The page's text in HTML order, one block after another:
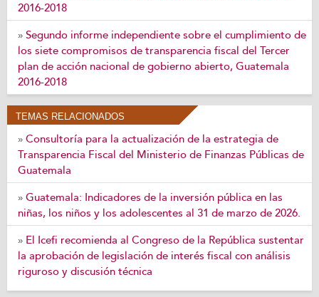
2016-2018
» Segundo informe independiente sobre el cumplimiento de
los siete compromisos de transparencia fiscal del Tercer
plan de acción nacional de gobierno abierto, Guatemala
2016-2018
TEMAS RELACIONADOS
» Consultoría para la actualización de la estrategia de
Transparencia Fiscal del Ministerio de Finanzas Públicas de
Guatemala
» Guatemala: Indicadores de la inversión pública en las
niñas, los niños y los adolescentes al 31 de marzo de 2026.
» El Icefi recomienda al Congreso de la República sustentar
la aprobación de legislación de interés fiscal con análisis
riguroso y discusión técnica